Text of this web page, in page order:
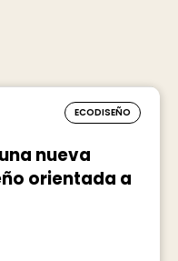
ECODISEÑO
nueva
orientada a